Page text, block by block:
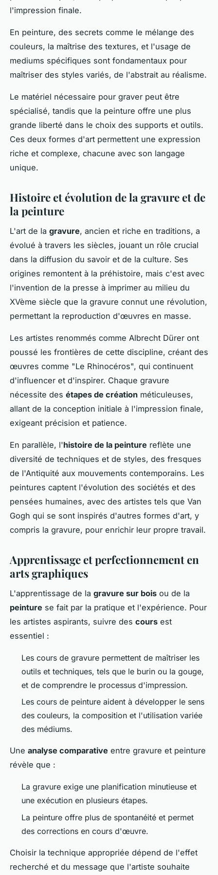
l'impression finale.
En peinture, des secrets comme le mélange des
couleurs, la maîtrise des textures, et l'usage de
mediums spécifiques sont fondamentaux pour
maîtriser des styles variés, de l'abstrait au réalisme.
Le matériel nécessaire pour graver peut être
spécialisé, tandis que la peinture offre une plus
grande liberté dans le choix des supports et outils.
Ces deux formes d'art permettent une expression
riche et complexe, chacune avec son langage
unique.
Histoire et évolution de la gravure et de
la peinture
L'art de la gravure, ancien et riche en traditions, a
évolué à travers les siècles, jouant un rôle crucial
dans la diffusion du savoir et de la culture. Ses
origines remontent à la préhistoire, mais c'est avec
l'invention de la presse à imprimer au milieu du
XVème siècle que la gravure connut une révolution,
permettant la reproduction d'œuvres en masse.
Les artistes renommés comme Albrecht Dürer ont
poussé les frontières de cette discipline, créant des
œuvres comme "Le Rhinocéros", qui continuent
d'influencer et d'inspirer. Chaque gravure
nécessite des étapes de création méticuleuses,
allant de la conception initiale à l'impression finale,
exigeant précision et patience.
En parallèle, l'histoire de la peinture reflète une
diversité de techniques et de styles, des fresques
de l'Antiquité aux mouvements contemporains. Les
peintures captent l'évolution des sociétés et des
pensées humaines, avec des artistes tels que Van
Gogh qui se sont inspirés d'autres formes d'art, y
compris la gravure, pour enrichir leur propre travail.
Apprentissage et perfectionnement en
arts graphiques
L'apprentissage de la gravure sur bois ou de la
peinture se fait par la pratique et l'expérience. Pour
les artistes aspirants, suivre des cours est
essentiel :
Les cours de gravure permettent de maîtriser les
outils et techniques, tels que le burin ou la gouge,
et de comprendre le processus d'impression.
Les cours de peinture aident à développer le sens
des couleurs, la composition et l'utilisation variée
des médiums.
Une analyse comparative entre gravure et peinture
révèle que :
La gravure exige une planification minutieuse et
une exécution en plusieurs étapes.
La peinture offre plus de spontanéité et permet
des corrections en cours d'œuvre.
Choisir la technique appropriée dépend de l'effet
recherché et du message que l'artiste souhaite